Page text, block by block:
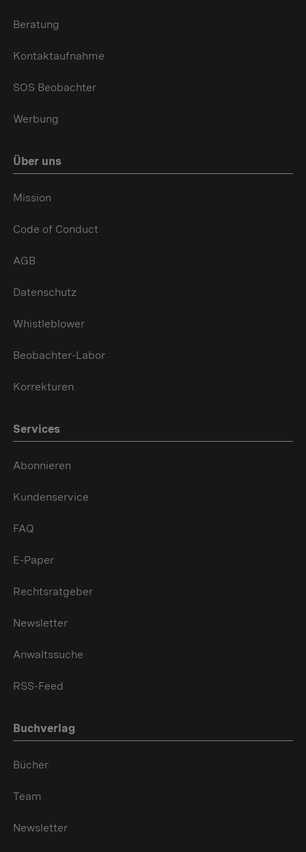
Beratung
Kontaktaufnahme
SOS Beobachter
Werbung
Über uns
Mission
Code of Conduct
AGB
Datenschutz
Whistleblower
Beobachter-Labor
Korrekturen
Services
Abonnieren
Kundenservice
FAQ
E-Paper
Rechtsratgeber
Newsletter
Anwaltssuche
RSS-Feed
Buchverlag
Bücher
Team
Newsletter